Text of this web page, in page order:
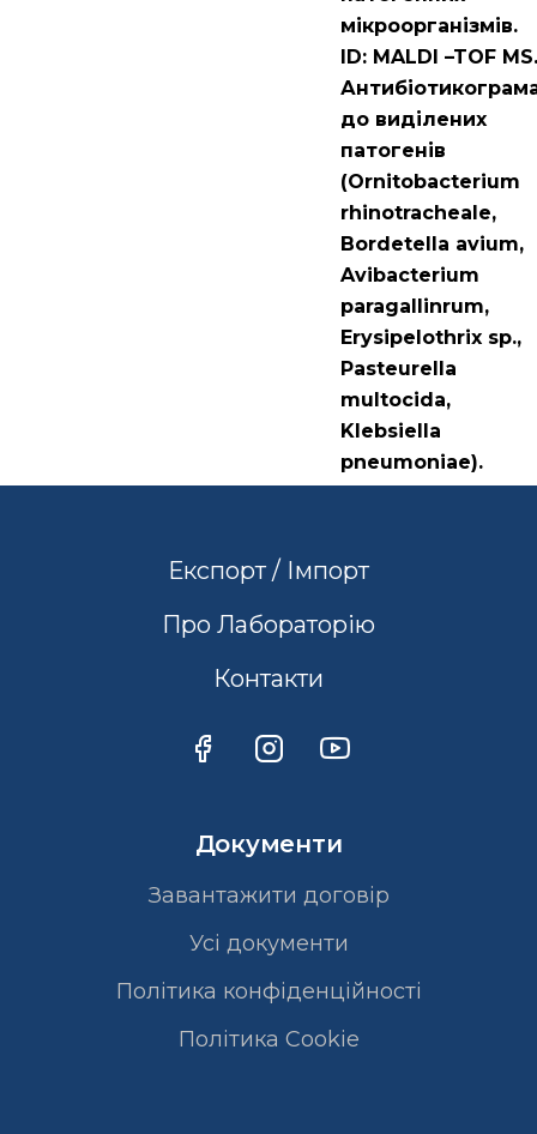
мікроорганізмів.
ID: MALDI –TOF
до виділених
патогенів
(Ornitobacterium
rhinotracheale,
Bordetella avium,
Avibacterium
paragallinrum,
Erysipelothrix sp.,
Pasteurella
multocida,
Klebsiella
pneumoniae).
Експорт / Імпорт
Про Лабораторію
Контакти
Документи
Завантажити договір
Усі документи
Політика конфіденційності
Полiтика Cookie